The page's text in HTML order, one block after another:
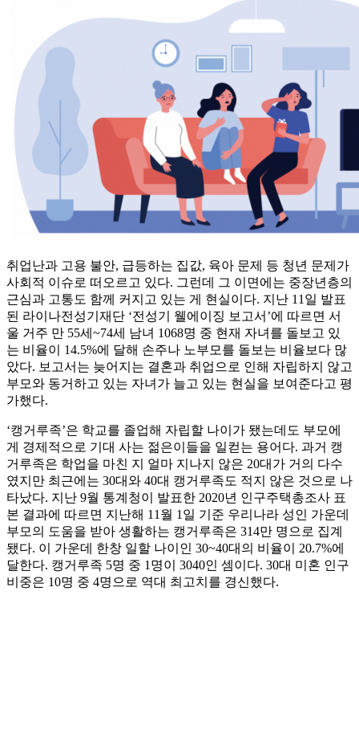
취업난과 고용 불안, 급등하는 집값, 육아 문제 등 청년 문제가
사회적 이슈로 떠오르고 있다. 그런데 그 이면에는 중장년층의
근심과 고통도 함께 커지고 있는 게 현실이다. 지난 11일 발표
된 라이나전성기재단 ‘전성기 웰에이징 보고서’에 따르면 서
울 거주 만 55세~74세 남녀 1068명 중 현재 자녀를 돌보고 있
는 비율이 14.5%에 달해 손주나 노부모를 돌보는 비율보다 많
았다. 보고서는 늦어지는 결혼과 취업으로 인해 자립하지 않고
부모와 동거하고 있는 자녀가 늘고 있는 현실을 보여준다고 평
가했다.
‘캥거루족’은 학교를 졸업해 자립할 나이가 됐는데도 부모에
게 경제적으로 기대 사는 젊은이들을 일컫는 용어다. 과거 캥
거루족은 학업을 마친 지 얼마 지나지 않은 20대가 거의 다수
였지만 최근에는 30대와 40대 캥거루족도 적지 않은 것으로 나
타났다. 지난 9월 통계청이 발표한 2020년 인구주택총조사 표
본 결과에 따르면 지난해 11월 1일 기준 우리나라 성인 가운데
부모의 도움을 받아 생활하는 캥거루족은 314만 명으로 집계
됐다. 이 가운데 한창 일할 나이인 30~40대의 비율이 20.7%에
달한다. 캥거루족 5명 중 1명이 3040인 셈이다. 30대 미혼 인구
비중은 10명 중 4명으로 역대 최고치를 경신했다.